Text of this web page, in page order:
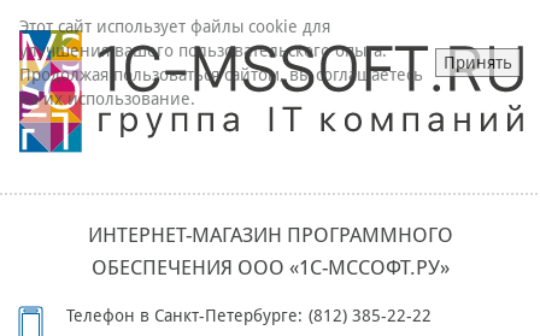
ИНТЕРНЕТ-МАГАЗИН ПРОГРАММНОГО
ОБЕСПЕЧЕНИЯ ООО «1С-МССОФТ.РУ»
Телефон в Санкт-Петербурге: (812) 385-22-22
Этот сайт использует файлы cookie для
улучшения вашего пользовательского опыта.
Продолжая пользоваться сайтом, вы соглашаетесь
на их использование.
Принять